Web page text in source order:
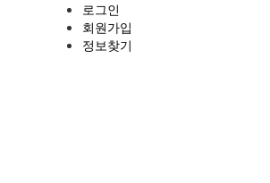
로그인
회원가입
정보찾기